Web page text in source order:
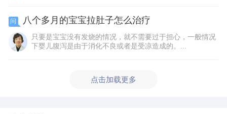
问 八个多月的宝宝拉肚子怎么治疗
只要是宝宝没有发烧的情况，就不需要过于担心，一般情况
下婴儿腹泻是由于消化不良或者是受凉造成的。...
点击加载更多